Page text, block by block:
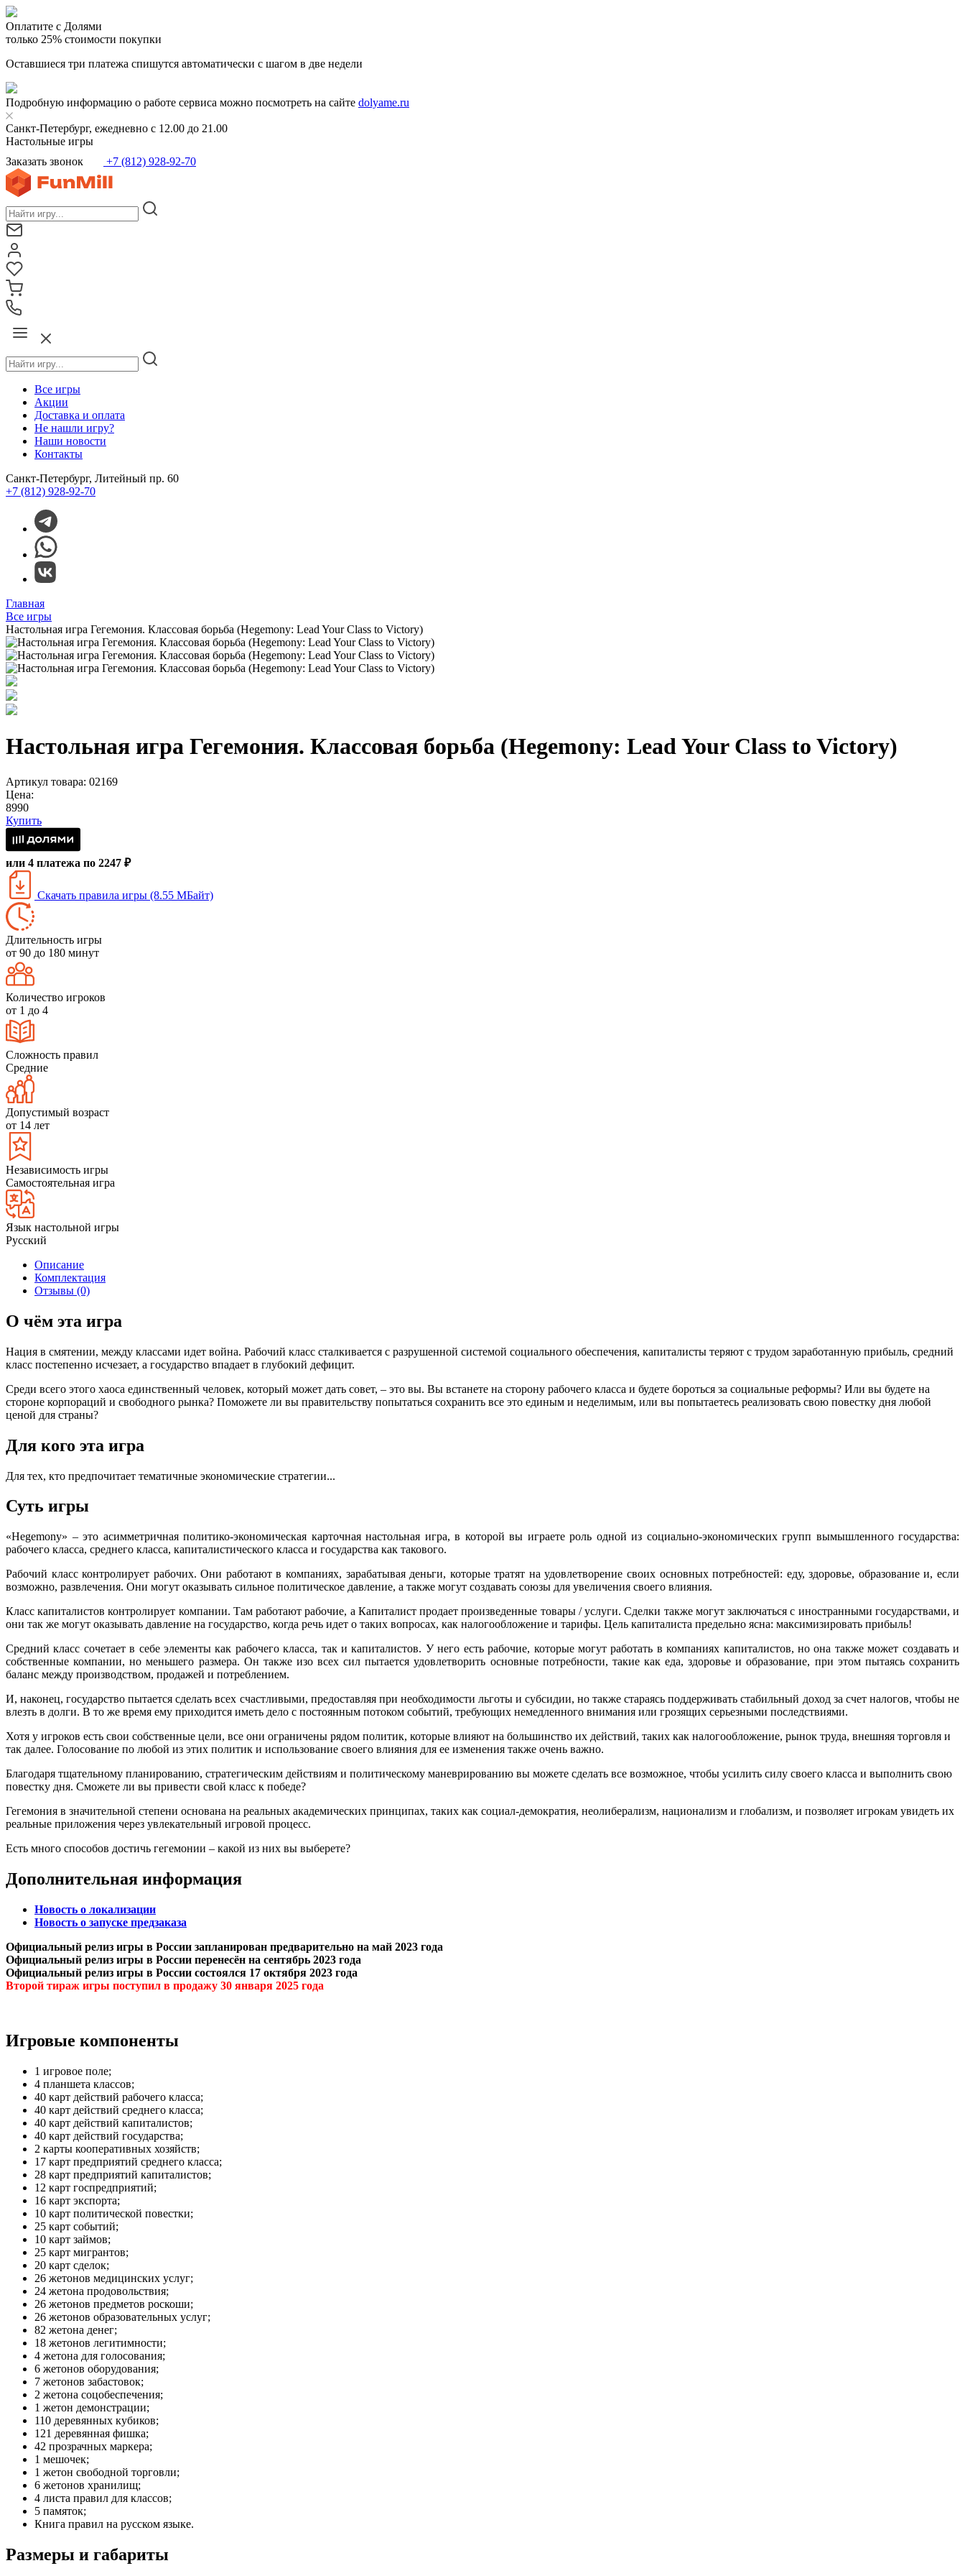
Оплатите с Долями
только 25% стоимости покупки
Оставшиеся три платежа спишутся автоматически с шагом в две недели
Подробную информацию о работе сервиса можно посмотреть на сайте dolyame.ru
Санкт-Петербург, ежедневно с 12.00 до 21.00
Настольные игры
Заказать звонок
+7 (812) 928-92-70
Все игры
Акции
Доставка и оплата
Не нашли игру?
Наши новости
Контакты
Санкт-Петербург, Литейный пр. 60
+7 (812) 928-92-70
Главная
Все игры
Настольная игра Гегемония. Классовая борьба (Hegemony: Lead Your Class to Victory)
Настольная игра Гегемония. Классовая борьба (Hegemony: Lead Your Class to Victory)
Артикул товара: 02169
Цена:
8990
Купить
или 4 платежа по 2247 ₽
Скачать правила игры (8.55 МБайт)
Длительность игры
от 90 до 180 минут
Количество игроков
от 1 до 4
Сложность правил
Средние
Допустимый возраст
от 14 лет
Независимость игры
Самостоятельная игра
Язык настольной игры
Русский
Описание
Комплектация
Отзывы (0)
О чём эта игра
Нация в смятении, между классами идет война. Рабочий класс сталкивается с разрушенной системой социального обеспечения, капиталисты теряют с трудом заработанную прибыль, средний
класс постепенно исчезает, а государство впадает в глубокий дефицит.
Среди всего этого хаоса единственный человек, который может дать совет, – это вы. Вы встанете на сторону рабочего класса и будете бороться за социальные реформы? Или вы будете на
стороне корпораций и свободного рынка? Поможете ли вы правительству попытаться сохранить все это единым и неделимым, или вы попытаетесь реализовать свою повестку дня любой
ценой для страны?
Для кого эта игра
Для тех, кто предпочитает тематичные экономические стратегии...
Суть игры
«Hegemony» – это асимметричная политико-экономическая карточная настольная игра, в которой вы играете роль одной из социально-экономических групп вымышленного государства:
рабочего класса, среднего класса, капиталистического класса и государства как такового.
Рабочий класс контролирует рабочих. Они работают в компаниях, зарабатывая деньги, которые тратят на удовлетворение своих основных потребностей: еду, здоровье, образование и, если
возможно, развлечения. Они могут оказывать сильное политическое давление, а также могут создавать союзы для увеличения своего влияния.
Класс капиталистов контролирует компании. Там работают рабочие, а Капиталист продает произведенные товары / услуги. Сделки также могут заключаться с иностранными государствами, и
они так же могут оказывать давление на государство, когда речь идет о таких вопросах, как налогообложение и тарифы. Цель капиталиста предельно ясна: максимизировать прибыль!
Средний класс сочетает в себе элементы как рабочего класса, так и капиталистов. У него есть рабочие, которые могут работать в компаниях капиталистов, но она также может создавать и
собственные компании, но меньшего размера. Он также изо всех сил пытается удовлетворить основные потребности, такие как еда, здоровье и образование, при этом пытаясь сохранить
баланс между производством, продажей и потреблением.
И, наконец, государство пытается сделать всех счастливыми, предоставляя при необходимости льготы и субсидии, но также стараясь поддерживать стабильный доход за счет налогов, чтобы не
влезть в долги. В то же время ему приходится иметь дело с постоянным потоком событий, требующих немедленного внимания или грозящих серьезными последствиями.
Хотя у игроков есть свои собственные цели, все они ограничены рядом политик, которые влияют на большинство их действий, таких как налогообложение, рынок труда, внешняя торговля и
так далее. Голосование по любой из этих политик и использование своего влияния для ее изменения также очень важно.
Благодаря тщательному планированию, стратегическим действиям и политическому маневрированию вы можете сделать все возможное, чтобы усилить силу своего класса и выполнить свою
повестку дня. Сможете ли вы привести свой класс к победе?
Гегемония в значительной степени основана на реальных академических принципах, таких как социал-демократия, неолиберализм, национализм и глобализм, и позволяет игрокам увидеть их
реальные приложения через увлекательный игровой процесс.
Есть много способов достичь гегемонии – какой из них вы выберете?
Дополнительная информация
Новость о локализации
Новость о запуске предзаказа
Официальный релиз игры в России запланирован предварительно на май 2023 года
Официальный релиз игры в России перенесён на сентябрь 2023 года
Официальный релиз игры в России состоялся 17 октября 2023 года
Второй тираж игры поступил в продажу 30 января 2025 года
Игровые компоненты
1 игровое поле;
4 планшета классов;
40 карт действий рабочего класса;
40 карт действий среднего класса;
40 карт действий капиталистов;
40 карт действий государства;
2 карты кооперативных хозяйств;
17 карт предприятий среднего класса;
28 карт предприятий капиталистов;
12 карт госпредприятий;
16 карт экспорта;
10 карт политической повестки;
25 карт событий;
10 карт займов;
25 карт мигрантов;
20 карт сделок;
26 жетонов медицинских услуг;
24 жетона продовольствия;
26 жетонов предметов роскоши;
26 жетонов образовательных услуг;
82 жетона денег;
18 жетонов легитимности;
4 жетона для голосования;
6 жетонов оборудования;
7 жетонов забастовок;
2 жетона соцобеспечения;
1 жетон демонстрации;
110 деревянных кубиков;
121 деревянная фишка;
42 прозрачных маркера;
1 мешочек;
1 жетон свободной торговли;
6 жетонов хранилищ;
4 листа правил для классов;
5 памяток;
Книга правил на русском языке.
Размеры и габариты